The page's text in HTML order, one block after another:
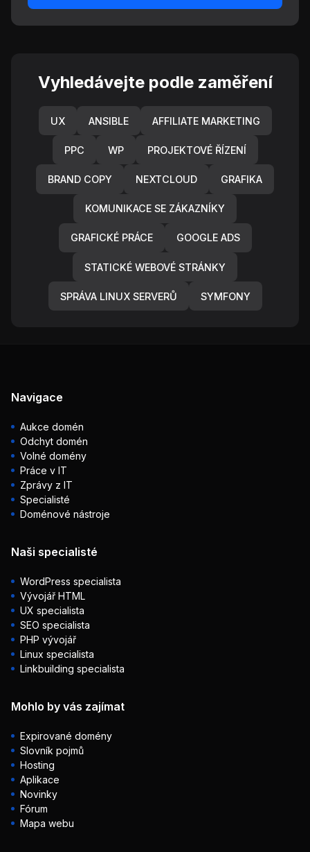
Vyhledávejte podle zaměření
UX ANSIBLE AFFILIATE MARKETING
PPC WP PROJEKTOVÉ ŘÍZENÍ
BRAND COPY NEXTCLOUD GRAFIKA
KOMUNIKACE SE ZÁKAZNÍKY
GRAFICKÉ PRÁCE GOOGLE ADS
STATICKÉ WEBOVÉ STRÁNKY
SPRÁVA LINUX SERVERŮ SYMFONY
Navigace
Aukce domén
Odchyt domén
Volné domény
Práce v IT
Zprávy z IT
Specialisté
Doménové nástroje
Naši specialisté
WordPress specialista
Vývojář HTML
UX specialista
SEO specialista
PHP vývojář
Linux specialista
Linkbuilding specialista
Mohlo by vás zajímat
Expirované domény
Slovník pojmů
Hosting
Aplikace
Novinky
Fórum
Mapa webu